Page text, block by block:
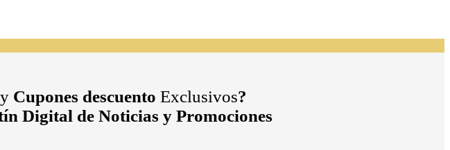
y Cupones descuento Exclusivos?
Digital de Noticias y Promociones